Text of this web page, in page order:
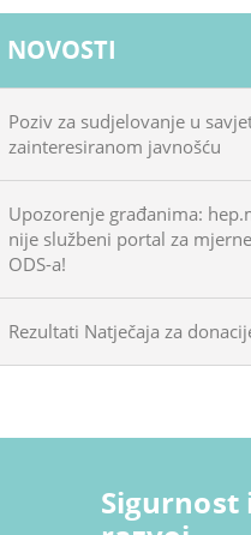
NOVOSTI
Poziv za sudjelovanje u
zainteresiranom javnošću
Upozorenje građanima:
nije službeni portal za
ODS-a!
Rezultati Natječaja za
Sigurnost